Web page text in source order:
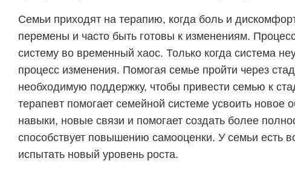
Семьи приходят на терапию, когда боль и
перемены и часто быть готовы к изменениям.
систему во временный хаос. Только когда система
процесс изменения. Помогая семье пройти через
необходимую поддержку, чтобы привести семью к
терапевт помогает семейной системе усвоить новое
навыки, новые связи и помогает создать более
способствует повышению самооценки. У семьи есть
испытать новый уровень роста.